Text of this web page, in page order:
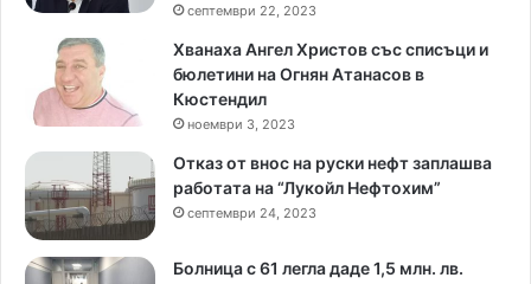
септември 22, 2023
Хванаха Ангел Христов със списъци и
бюлетини на Огнян Атанасов в
Кюстендил
ноември 3, 2023
Отказ от внос на руски нефт заплашва
работата на “Лукойл Нефтохим”
септември 24, 2023
Болница с 61 легла даде 1,5 млн. лв.